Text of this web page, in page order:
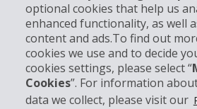
optional cookies that help us
enhanced functionality, as well
content and ads.To find out
cookies we use and to decide
cookies settings, please select “
Cookies”. For information
data we collect, please visit our
Support client
Réserver avec Hertz